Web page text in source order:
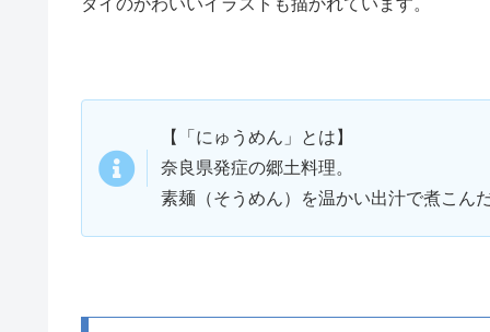
タイのかわいいイラストも描かれています。
【「にゅうめん」とは】
奈良県発症の郷土料理。
素麺（そうめん）を温かい出汁で煮こん